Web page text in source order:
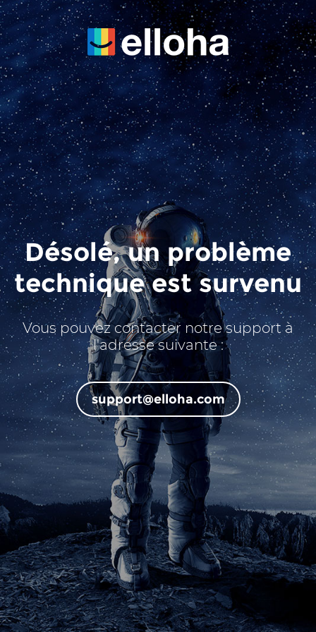
Désolé, un problème
technique est survenu
Vous pouvez contacter notre support à
l'adresse suivante :
support@elloha.com